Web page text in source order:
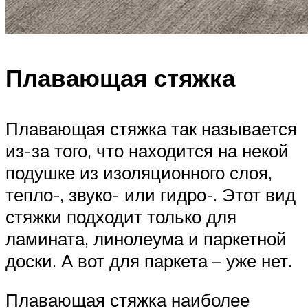
Плавающая стяжка
Плавающая стяжка так называется
из-за того, что находится на некой
подушке из изоляционного слоя,
тепло-, звуко- или гидро-. Этот вид
стяжки подходит только для
ламината, линолеума и паркетной
доски. А вот для паркета – уже нет.
Плавающая стяжка наиболее